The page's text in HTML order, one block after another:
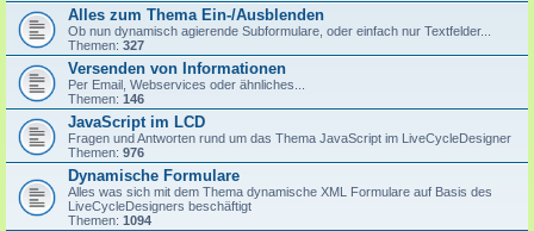
Alles zum Thema Ein-/Ausblenden
Ob nun dynamisch agierende Subformulare, oder einfach nur Textfelder...
Themen: 327
Versenden von Informationen
Per Email, Webservices oder ähnliches...
Themen: 146
JavaScript im LCD
Fragen und Antworten rund um das Thema JavaScript im LiveCycleDesigner
Themen: 976
Dynamische Formulare
Alles was sich mit dem Thema dynamische XML Formulare auf Basis des
LiveCycleDesigners beschäftigt
Themen: 1094